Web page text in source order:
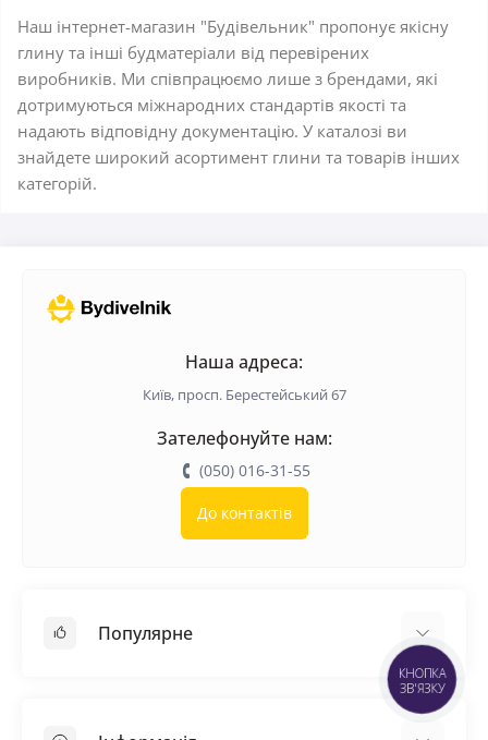
Наш інтернет-магазин "Будівельник" пропонує якісну
глину та інші будматеріали від перевірених
виробників. Ми співпрацюємо лише з брендами, які
дотримуються міжнародних стандартів якості та
надають відповідну документацію. У каталозі ви
знайдете широкий асортимент глини та товарів інших
категорій.
Наша адреса:
Київ, просп. Берестейський 67
Зателефонуйте нам:
(050) 016-31-55
До контактів
Популярне
КНОПКА
ЗВ'ЯЗКУ